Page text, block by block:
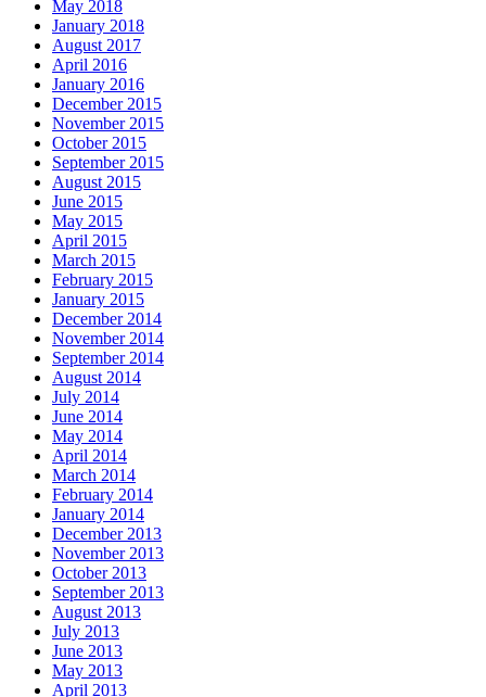
May 2018
January 2018
August 2017
April 2016
January 2016
December 2015
November 2015
October 2015
September 2015
August 2015
June 2015
May 2015
April 2015
March 2015
February 2015
January 2015
December 2014
November 2014
September 2014
August 2014
July 2014
June 2014
May 2014
April 2014
March 2014
February 2014
January 2014
December 2013
November 2013
October 2013
September 2013
August 2013
July 2013
June 2013
May 2013
April 2013